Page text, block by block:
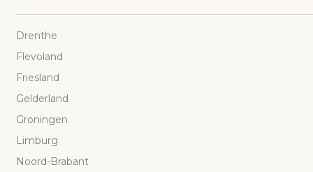
Drenthe
Flevoland
Friesland
Gelderland
Groningen
Limburg
Noord-Brabant